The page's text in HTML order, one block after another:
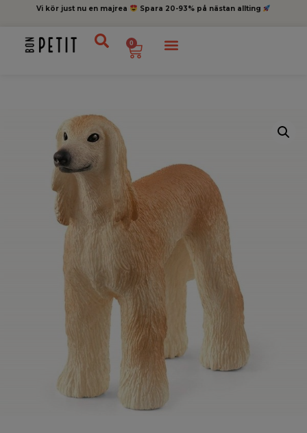
Vi kör just nu en majrea Spara 20-93% på nästan allting
0